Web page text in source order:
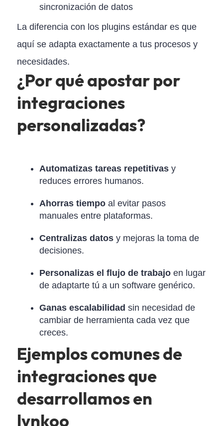
sincronización de datos
La diferencia con los plugins estándar es que
aquí se adapta exactamente a tus procesos y
necesidades.
¿Por qué apostar por
integraciones
personalizadas?
Automatizas tareas repetitivasy
reduces errores humanos.
Ahorras tiempoal evitar pasos
manuales entre plataformas.
Centralizas datosy mejoras la toma de
decisiones.
Personalizas el flujo de trabajoen lugar
de adaptarte tú a un software genérico.
Ganas escalabilidad sin necesidad de
cambiar de herramienta cada vez que
creces.
Ejemplos comunes de
integraciones que
desarrollamos en
lynkoo